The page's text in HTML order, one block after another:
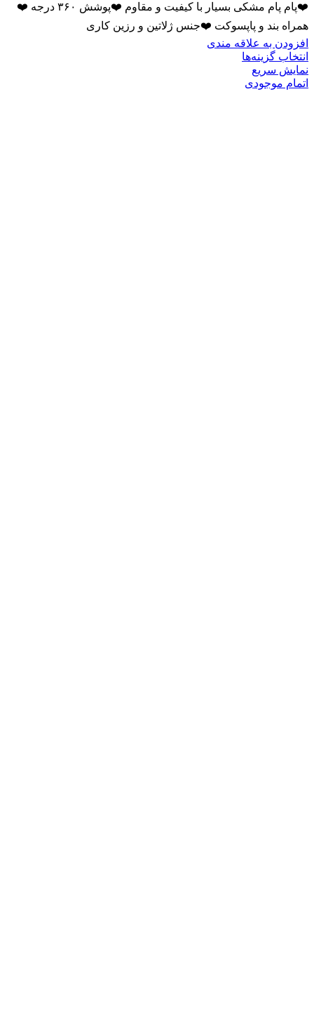
❤️پام پام مشکی بسیار با کیفیت و مقاوم ❤️پوشش ۳۶۰ درجه ❤️
همراه بند و پاپسوکت ❤️جنس ژلاتین و رزین کاری
افزودن به علاقه مندی
انتخاب گزینه‌ها
نمایش سریع
اتمام موجودی